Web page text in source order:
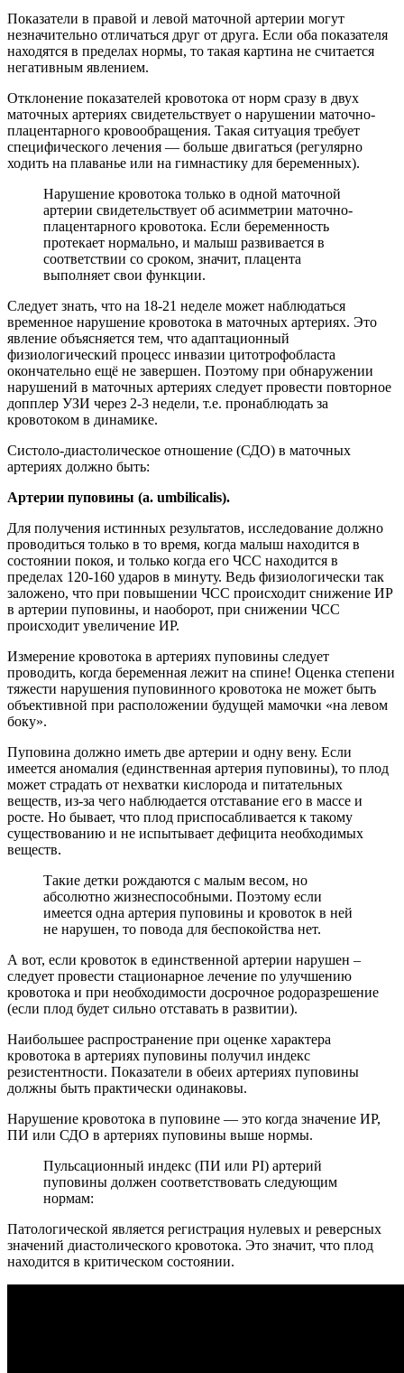
Показатели в правой и левой маточной артерии могут
незначительно отличаться друг от друга. Если оба показателя
находятся в пределах нормы, то такая картина не считается
негативным явлением.
Отклонение показателей кровотока от норм сразу в двух
маточных артериях свидетельствует о нарушении маточно-
плацентарного кровообращения. Такая ситуация требует
специфического лечения — больше двигаться (регулярно
ходить на плаванье или на гимнастику для беременных).
Нарушение кровотока только в одной маточной
артерии свидетельствует об асимметрии маточно-
плацентарного кровотока. Если беременность
протекает нормально, и малыш развивается в
соответствии со сроком, значит, плацента
выполняет свои функции.
Следует знать, что на 18-21 неделе может наблюдаться
временное нарушение кровотока в маточных артериях. Это
явление объясняется тем, что адаптационный
физиологический процесс инвазии цитотрофобласта
окончательно ещё не завершен. Поэтому при обнаружении
нарушений в маточных артериях следует провести повторное
допплер УЗИ через 2-3 недели, т.е. пронаблюдать за
кровотоком в динамике.
Систоло-диастолическое отношение (СДО) в маточных
артериях должно быть:
Артерии пуповины (a. umbilicalis).
Для получения истинных результатов, исследование должно
проводиться только в то время, когда малыш находится в
состоянии покоя, и только когда его ЧСС находится в
пределах 120-160 ударов в минуту. Ведь физиологически так
заложено, что при повышении ЧСС происходит снижение ИР
в артерии пуповины, и наоборот, при снижении ЧСС
происходит увеличение ИР.
Измерение кровотока в артериях пуповины следует
проводить, когда беременная лежит на спине! Оценка степени
тяжести нарушения пуповинного кровотока не может быть
объективной при расположении будущей мамочки «на левом
боку».
Пуповина должно иметь две артерии и одну вену. Если
имеется аномалия (единственная артерия пуповины), то плод
может страдать от нехватки кислорода и питательных
веществ, из-за чего наблюдается отставание его в массе и
росте. Но бывает, что плод приспосабливается к такому
существованию и не испытывает дефицита необходимых
веществ.
Такие детки рождаются с малым весом, но
абсолютно жизнеспособными. Поэтому если
имеется одна артерия пуповины и кровоток в ней
не нарушен, то повода для беспокойства нет.
А вот, если кровоток в единственной артерии нарушен –
следует провести стационарное лечение по улучшению
кровотока и при необходимости досрочное родоразрешение
(если плод будет сильно отставать в развитии).
Наибольшее распространение при оценке характера
кровотока в артериях пуповины получил индекс
резистентности. Показатели в обеих артериях пуповины
должны быть практически одинаковы.
Нарушение кровотока в пуповине — это когда значение ИР,
ПИ или СДО в артериях пуповины выше нормы.
Пульсационный индекс (ПИ или PI) артерий
пуповины должен соответствовать следующим
нормам:
Патологической является регистрация нулевых и реверсных
значений диастолического кровотока. Это значит, что плод
находится в критическом состоянии.